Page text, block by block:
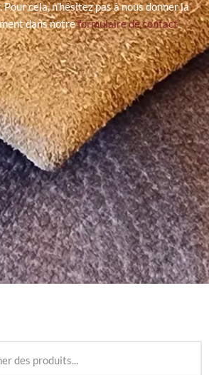
cela, n’hésitez pas à nous donner la
dans notreformulaire de contact.